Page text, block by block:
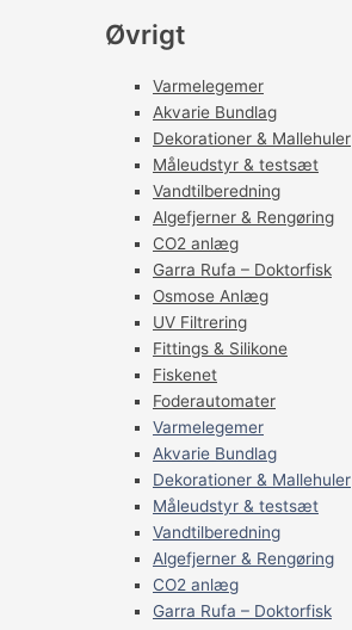
Øvrigt
Varmelegemer
Akvarie Bundlag
Dekorationer & Mallehuler
Måleudstyr & testsæt
Vandtilberedning
Algefjerner & Rengøring
CO2 anlæg
Garra Rufa – Doktorfisk
Osmose Anlæg
UV Filtrering
Fittings & Silikone
Fiskenet
Foderautomater
Varmelegemer
Akvarie Bundlag
Dekorationer & Mallehuler
Måleudstyr & testsæt
Vandtilberedning
Algefjerner & Rengøring
CO2 anlæg
Garra Rufa – Doktorfisk